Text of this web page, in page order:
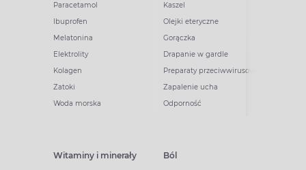
Paracetamol
Ibuprofen
Melatonina
Elektrolity
Kolagen
Zatoki
Woda morska
Kaszel
Olejki eteryczne
Gorączka
Drapanie w gardle
Preparaty przeciwwirusowe
Zapalenie ucha
Odporność
Witaminy i minerały Ból